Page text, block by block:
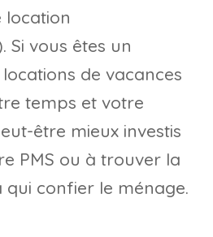
location
Si vous êtes un
de vacances
temps et votre
être mieux investis
PMS ou à trouver la
qui confier le ménage.